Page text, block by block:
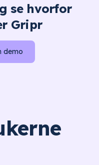
se hvorfor
Gripr
demo